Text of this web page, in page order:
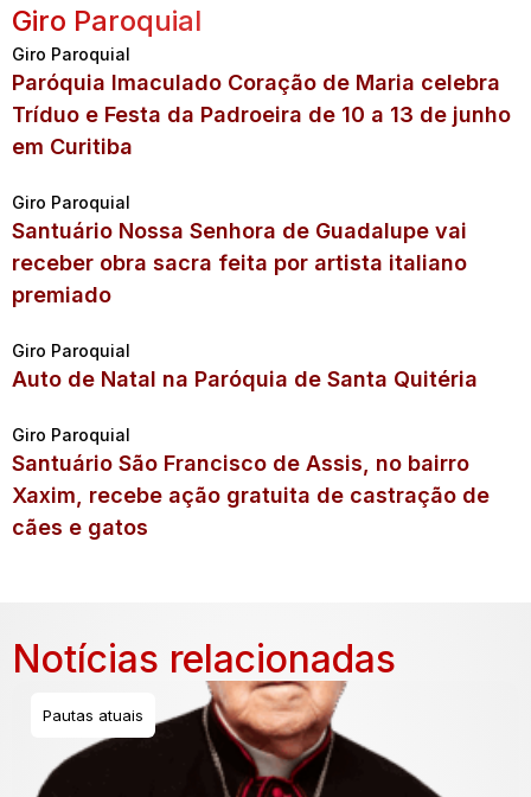
Giro Paroquial
Giro Paroquial
Paróquia Imaculado Coração de Maria celebra
Tríduo e Festa da Padroeira de 10 a 13 de junho
em Curitiba
Giro Paroquial
Santuário Nossa Senhora de Guadalupe vai
receber obra sacra feita por artista italiano
premiado
Giro Paroquial
Auto de Natal na Paróquia de Santa Quitéria
Giro Paroquial
Santuário São Francisco de Assis, no bairro
Xaxim, recebe ação gratuita de castração de
cães e gatos
Notícias relacionadas
Pautas atuais